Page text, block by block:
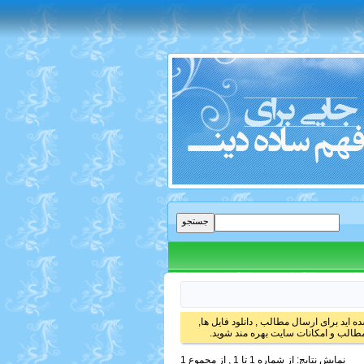
اید برای ارسال مطالب , دانلود فایل ها,
و امکانات سایت بهره مند شوید.
نمایش نتایج: از شماره 1 تا 1 , از مجموع 1